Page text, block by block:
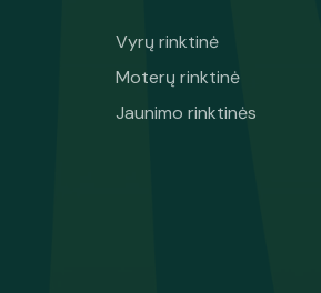
Vyrų rinktinė
Moterų rinktinė
Jaunimo rinktinės